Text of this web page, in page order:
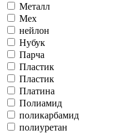
Металл
Мех
нейлон
Нубук
Парча
Пластик
Пластик
Платина
Полиамид
поликарбамид
полиуретан